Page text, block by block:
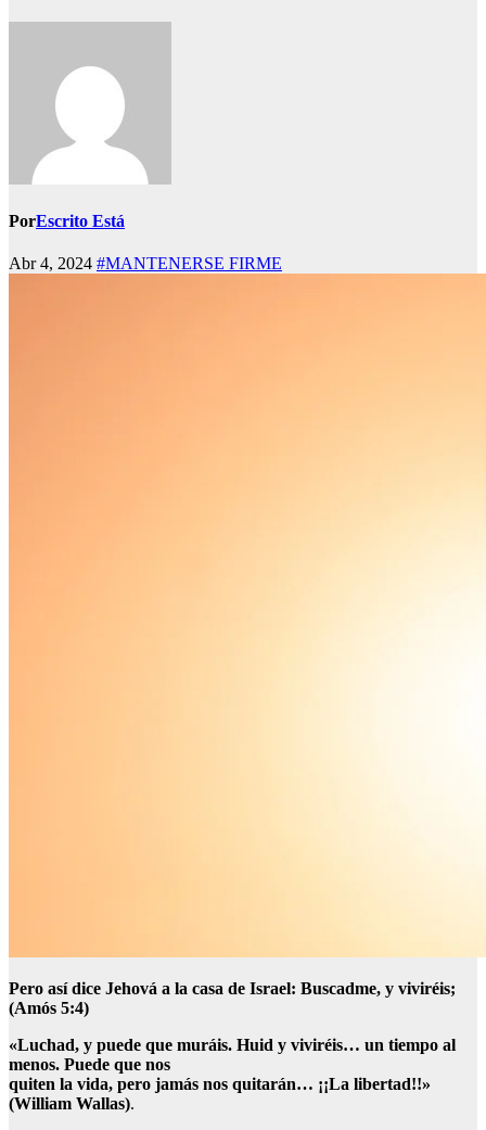
PorEscrito Está
Abr 4, 2024 #MANTENERSE FIRME
Pero así dice Jehová a la casa de Israel: Buscadme, y viviréis;
(Amós 5:4)
«Luchad, y puede que muráis. Huid y viviréis… un tiempo al
menos. Puede que nos
quiten la vida, pero jamás nos quitarán… ¡¡La libertad!!»
(William Wallas).